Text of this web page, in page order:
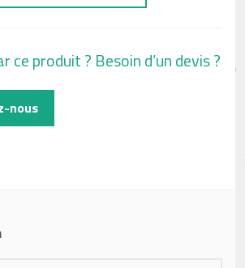
ce produit ? Besoin d’un devis ?
nous